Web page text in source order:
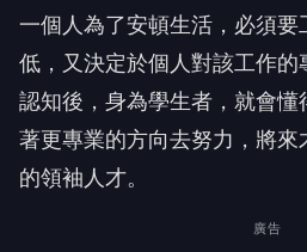
一個人為了安頓生活，必須
低，又決定於個人對該工作
認知後，身為學生者，就會
著更專業的方向去努力，將
的領袖人才。
廣告